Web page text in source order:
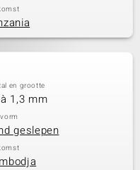
en grootte
1,3 mm
geslepen